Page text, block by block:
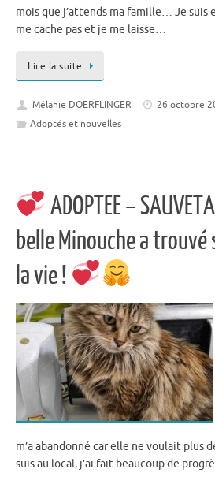
mois que j’attends ma famille… Je suis
me cache pas et je me laisse…
Lire la suite
Mélanie DOERFLINGER
26 octobre
Adoptés et nouvelles
ADOPTEE –
belle Minouche a
la vie !
m’a abandonné car elle ne voulait plus
suis au local, j’ai fait beaucoup de